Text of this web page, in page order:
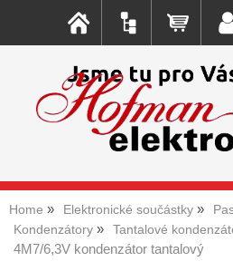
Home Elektronické součástky
Kondenzátory
Tantalové
4M7/6,3V kondenzátor tantalový